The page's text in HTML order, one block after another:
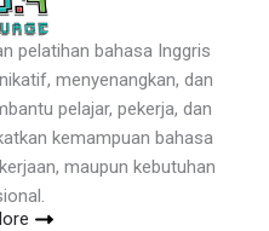
pelatihan bahasa Inggris
menyenangkan, dan
pelajar, pekerja, dan
kemampuan bahasa
maupun kebutuhan